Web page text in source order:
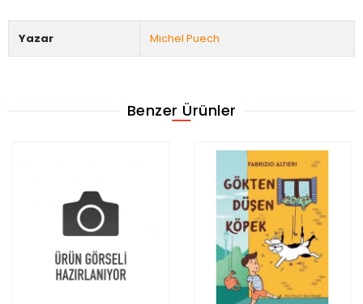
Yazar Michel Puech
Benzer Ürünler